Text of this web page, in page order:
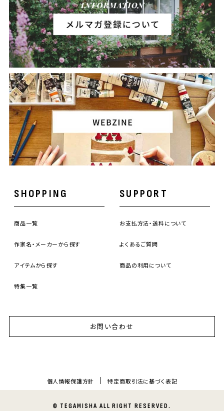
SHOPPING
商品一覧
作家名・メーカーから探す
アイテムから探す
特集一覧
SUPPORT
お支払方法・送料について
よくあるご質問
商品の利用について
お問い合わせ
個人情報保護方針 特定商取引法に基づく表記
© TEGAMISHA ALL RIGHT RESERVED.